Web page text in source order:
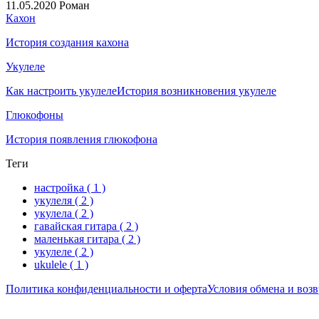
11.05.2020 Роман
Кахон
История создания кахона
Укулеле
Как настроить укулелеИстория возникновения укулеле
Глюкофоны
История появления глюкофона
Теги
настройка ( 1 )
укулеля ( 2 )
укулела ( 2 )
гавайская гитара ( 2 )
маленькая гитара ( 2 )
укулеле ( 2 )
ukulele ( 1 )
Политика конфиденциальности и офертаУсловия обмена и